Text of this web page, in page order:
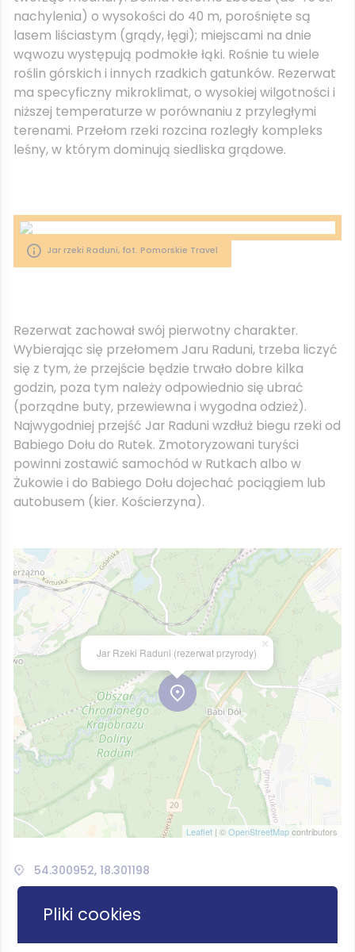
nachylenia) o wysokości do 40 m, porośnięte są
lasem liściastym (grądy, łęgi); miejscami na dnie
wąwozu występują podmokłe łąki. Rośnie tu wiele
roślin górskich i innych rzadkich gatunków. Rezerwat
ma specyficzny mikroklimat, o wysokiej wilgotności i
niższej temperaturze w porównaniu z przyległymi
terenami. Przełom rzeki rozcina rozległy kompleks
leśny, w którym dominują siedliska grądowe.
Jar rzeki Raduni, fot. Pomorskie Travel
Rezerwat zachował swój pierwotny charakter.
Wybierając się przełomem Jaru Raduni, trzeba liczyć
się z tym, że przejście będzie trwało dobre kilka
godzin, poza tym należy odpowiednio się ubrać
(porządne buty, przewiewna i wygodna odzież).
Najwygodniej przejść Jar Raduni wzdłuż biegu rzeki od
Babiego Dołu do Rutek. Zmotoryzowani turyści
powinni zostawić samochód w Rutkach albo w
Żukowie i do Babiego Dołu dojechać pociągiem lub
autobusem (kier. Kościerzyna).
Jar Rzeki Raduni (rezerwat przyrody)
×
Leaflet | ©OpenStreetMapcontributors
54.300952, 18.301198
Pliki cookies